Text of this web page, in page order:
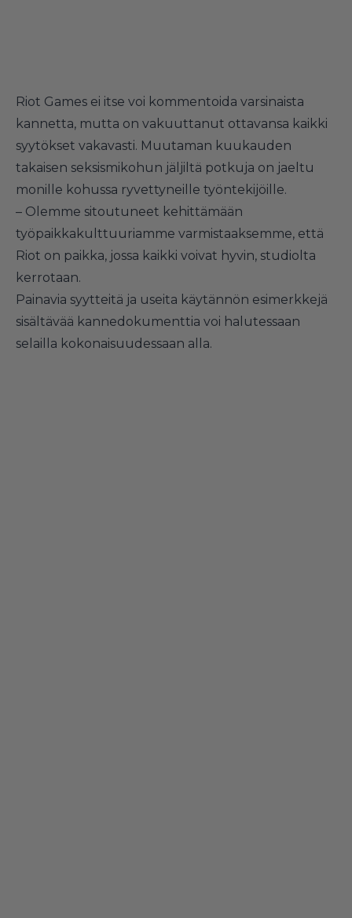
Riot Games ei itse voi kommentoida varsinaista
kannetta, mutta on vakuuttanut ottavansa kaikki
syytökset vakavasti. Muutaman kuukauden
takaisen seksismikohun jäljiltä potkuja on jaeltu
monille kohussa ryvettyneille työntekijöille.
– Olemme sitoutuneet kehittämään
työpaikkakulttuuriamme varmistaaksemme, että
Riot on paikka, jossa kaikki voivat hyvin, studiolta
kerrotaan.
Painavia syytteitä ja useita käytännön esimerkkejä
sisältävää kannedokumenttia voi halutessaan
selailla kokonaisuudessaan alla.